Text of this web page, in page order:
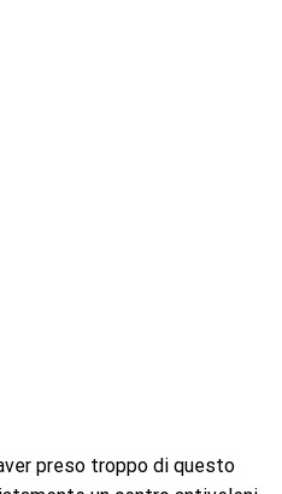
preso troppo di questo